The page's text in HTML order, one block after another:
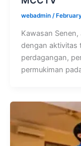
webadmin /
Kawasan
dengan aktivitas
perdagangan,
permukiman